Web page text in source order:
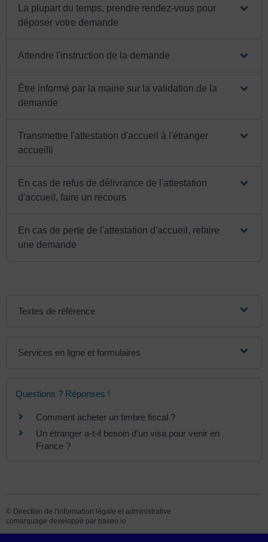
La plupart du temps, prendre rendez-vous pour
déposer votre demande
Attendre l'instruction de la demande
Être informé par la mairie sur la validation de la
demande
Transmettre l'attestation d'accueil à l'étranger
accueilli
En cas de refus de délivrance de l'attestation
d'accueil, faire un recours
En cas de perte de l'attestation d'accueil, refaire
une demande
Textes de référence
Services en ligne et formulaires
Questions ? Réponses !
Comment acheter un timbre fiscal ?
Un étranger a-t-il besoin d'un visa pour venir en
France ?
© Direction de l'information légale et administrative
comarquage developpé par baseo.io